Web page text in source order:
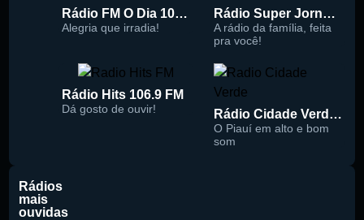
Rádio FM O Dia 100.5
Alegria que irradia!
Rádio Super Jornal 105.7 FM
A rádio da família, feita
pra você!
Rádio Hits 106.9 FM
Dá gosto de ouvir! Rádio Cidade Verde 93.5 FM
O Piauí em alto e bom
som
Rádios
mais
ouvidas